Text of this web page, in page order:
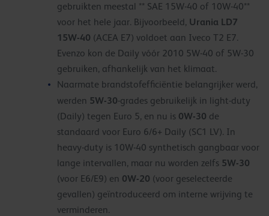
gebruikten meestal ** SAE 15W-40 of 10W-40**
voor het hele jaar. Bijvoorbeeld, Urania LD7
15W-40 (ACEA E7) voldoet aan Iveco T2 E7.
Evenzo kon de Daily vóór 2010 5W-40 of 5W-30
gebruiken, afhankelijk van het klimaat.
Naarmate brandstofefficiëntie belangrijker werd,
werden 5W-30-grades gebruikelijk in light-duty
(Daily) tegen Euro 5, en nu is 0W-30 de
standaard voor Euro 6/6+ Daily (SC1 LV). In
heavy-duty is 10W-40 synthetisch gangbaar voor
lange intervallen, maar nu worden zelfs 5W-30
(voor E6/E9) en 0W-20 (voor geselecteerde
gevallen) geïntroduceerd om interne wrijving te
verminderen.